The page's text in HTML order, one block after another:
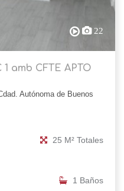
22
amb CFTE APTO
Autónoma de Buenos
25 M² Totales
1 Baños